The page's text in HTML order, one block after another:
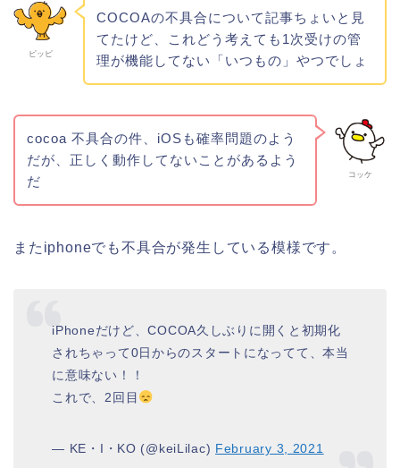
ピッピ
COCOAの不具合について記事ちょいと見
てたけど、これどう考えても1次受けの管
理が機能してない「いつもの」やつでしょ
コッケ
cocoa 不具合の件、iOSも確率問題のよう
だが、正しく動作してないことがあるよう
だ
またiphoneでも不具合が発生している模様です。
iPhoneだけど、COCOA久しぶりに開くと初期化
されちゃって0日からのスタートになってて、本当
に意味ない！！
これで、2回目
— KE・I・KO (@keiLilac) February 3, 2021